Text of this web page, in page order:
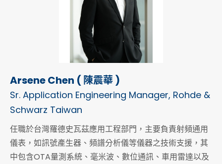
Arsene Chen ( 陳震華 )
Sr. Application Engineering Manager, Rohde &
Schwarz Taiwan
任職於台灣羅德史瓦茲應用工程部門，主要負責射頻通用
儀表，如訊號產生器、頻譜分析儀等儀器之技術支援，其
中包含OTA量測系統、毫米波、數位通訊、車用雷達以及